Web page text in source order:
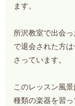
ます。
所沢教室で出会
で退会された方
さっています。
このレッスン風
種類の楽器を習っ